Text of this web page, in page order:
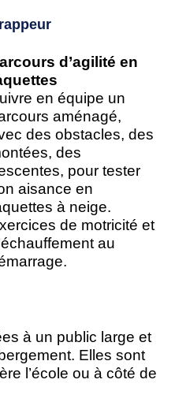
d’agilité en
en équipe un
aménagé,
des obstacles, des
des
pour tester
aisance en
à neige.
de motricité et
au
à un public large et
Elles sont
l’école ou à côté de